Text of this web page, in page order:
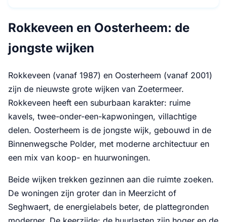
Rokkeveen en Oosterheem: de
jongste wijken
Rokkeveen (vanaf 1987) en Oosterheem (vanaf 2001)
zijn de nieuwste grote wijken van Zoetermeer.
Rokkeveen heeft een suburbaan karakter: ruime
kavels, twee-onder-een-kapwoningen, villachtige
delen. Oosterheem is de jongste wijk, gebouwd in de
Binnenwegsche Polder, met moderne architectuur en
een mix van koop- en huurwoningen.
Beide wijken trekken gezinnen aan die ruimte zoeken.
De woningen zijn groter dan in Meerzicht of
Seghwaert, de energielabels beter, de plattegronden